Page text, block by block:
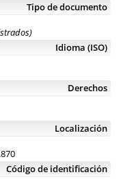
Tipo de documento
Idioma (ISO)
Derechos
Localización
Código de identificación